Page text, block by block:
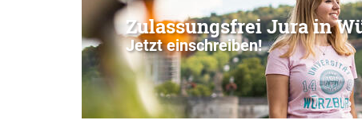
Zulassungsfrei Jura in
Jetzt einschreiben!